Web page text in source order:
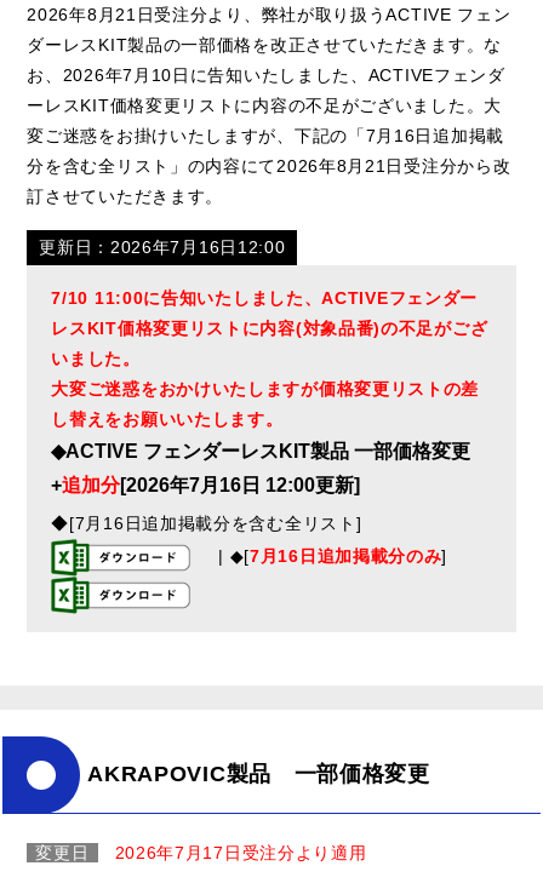
2026年8月21日受注分より、弊社が取り扱うACTIVE フェン
ダーレスKIT製品の一部価格を改正させていただきます。な
お、2026年7月10日に告知いたしました、ACTIVEフェンダ
ーレスKIT価格変更リストに内容の不足がございました。大
変ご迷惑をお掛けいたしますが、下記の「7月16日追加掲載
分を含む全リスト」の内容にて2026年8月21日受注分から改
訂させていただきます。
更新日：2026年7月16日12:00
7/10 11:00に告知いたしました、ACTIVEフェンダー
レスKIT価格変更リストに内容(対象品番)の不足がござ
いました。
大変ご迷惑をおかけいたしますが価格変更リストの差
し替えをお願いいたします。
◆ACTIVE フェンダーレスKIT製品 一部価格変更
+追加分[2026年7月16日 12:00更新]
◆[7月16日追加掲載分を含む全リスト]
| ◆[7月16日追加掲載分のみ]
AKRAPOVIC製品 一部価格変更
変更日
2026年7月17日受注分より適用